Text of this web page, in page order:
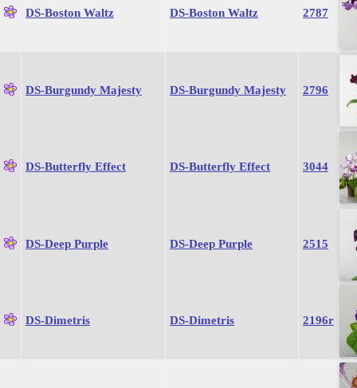
DS-Boston Waltz DS-Boston Waltz 2787
DS-Burgundy Majesty DS-Burgundy Majesty 2796
DS-Butterfly Effect DS-Butterfly Effect 3044
DS-Deep Purple DS-Deep Purple 2515
DS-Dimetris DS-Dimetris 2196r